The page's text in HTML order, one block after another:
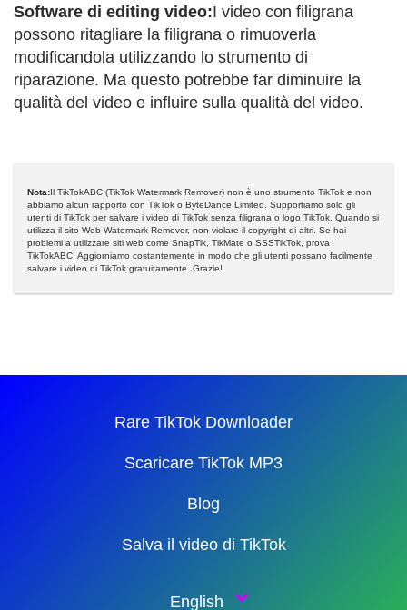
Software di editing video:I video con filigrana
possono ritagliare la filigrana o rimuoverla
modificandola utilizzando lo strumento di
riparazione. Ma questo potrebbe far diminuire la
qualità del video e influire sulla qualità del video.
Nota:Il TikTokABC (TikTok Watermark Remover) non è uno strumento TikTok e non
abbiamo alcun rapporto con TikTok o ByteDance Limited. Supportiamo solo gli
utenti di TikTok per salvare i video di TikTok senza filigrana o logo TikTok. Quando si
utilizza il sito Web Watermark Remover, non violare il copyright di altri. Se hai
problemi a utilizzare siti web come SnapTik, TikMate o SSSTikTok, prova
TikTokABC! Aggiorniamo costantemente in modo che gli utenti possano facilmente
salvare i video di TikTok gratuitamente. Grazie!
Rare TikTok Downloader
Scaricare TikTok MP3
Blog
Salva il video di TikTok
English